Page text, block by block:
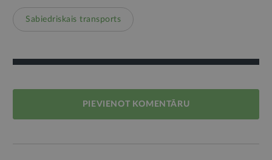
Sabiedriskais transports
PIEVIENOT KOMENTĀRU